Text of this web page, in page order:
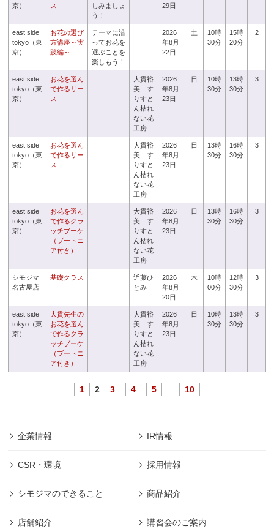
京）
ス
しみましょ
う！
29日
east side
tokyo（東
京）
お花の選び
方講座～実
践編～
テーマに沿
ってお花を
選ぶことを
楽しもう！
2026
年8月
22日
土
10時
30分
15時
20分
2
east side
tokyo（東
京）
お花を選ん
で作るリー
ス
大貫裕
美 す
りすと
ん枯れ
ない花
工房
2026
年8月
23日
日
10時
30分
13時
30分
3
east side
tokyo（東
京）
お花を選ん
で作るリー
ス
大貫裕
美 す
りすと
ん枯れ
ない花
工房
2026
年8月
23日
日
13時
30分
16時
30分
3
east side
tokyo（東
京）
お花を選ん
で作るクラ
ッチブーケ
（ブートニ
ア付き）
大貫裕
美 す
りすと
ん枯れ
ない花
工房
2026
年8月
23日
日
13時
30分
16時
30分
3
シモジマ
名古屋店
基礎クラス
近藤ひ
とみ
2026
年8月
20日
木
10時
00分
12時
30分
3
east side
tokyo（東
京）
大貫先生の
お花を選ん
で作るクラ
ッチブーケ
（ブートニ
ア付き）
大貫裕
美 す
りすと
ん枯れ
ない花
工房
2026
年8月
23日
日
10時
30分
13時
30分
3
1 2 3 4 5 10
企業情報 IR情報
CSR・環境 採用情報
シモジマのできること 商品紹介
店舗紹介 講習会のご案内